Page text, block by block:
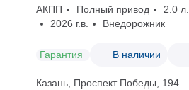
АКПП Полный привод 2.0 л.
2026 г.в.
Внедорожник
Гарантия В наличии
Казань, Проспект Победы, 194